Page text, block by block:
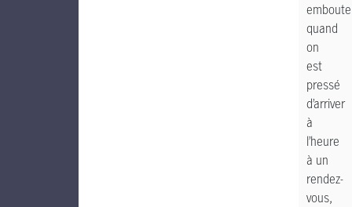
quand
on
est
pressé
d’arriver
à
l’heure
à un
rendez-
vous,